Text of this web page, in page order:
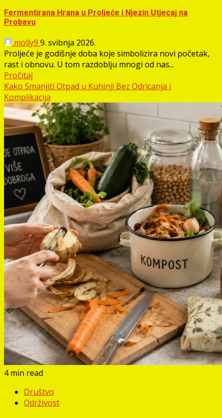
Fermentirana Hrana u Proljeće i Njezin Utjecaj na
Probavu
molly9 9. svibnja 2026.
Proljeće je godišnje doba koje simbolizira novi početak,
rast i obnovu. U tom razdoblju mnogi od nas...
Pročitaj
Kako Smanjiti Otpad u Kuhinji Bez Odricanja i
Komplikacija
4 min read
Društvo
Održivost